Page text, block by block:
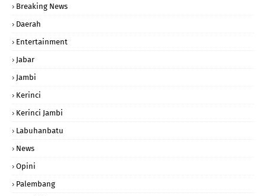
Breaking News
Daerah
Entertainment
Jabar
Jambi
Kerinci
Kerinci Jambi
Labuhanbatu
News
Opini
Palembang